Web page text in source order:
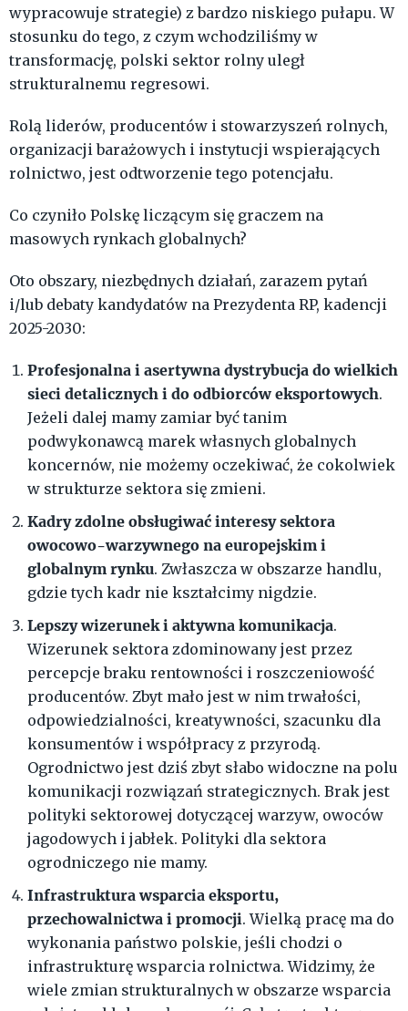
wypracowuje strategie) z bardzo niskiego pułapu. W
stosunku do tego, z czym wchodziliśmy w
transformację, polski sektor rolny uległ
strukturalnemu regresowi.
Rolą liderów, producentów i stowarzyszeń rolnych,
organizacji barażowych i instytucji wspierających
rolnictwo, jest odtworzenie tego potencjału.
Co czyniło Polskę liczącym się graczem na
masowych rynkach globalnych?
Oto obszary, niezbędnych działań, zarazem pytań
i/lub debaty kandydatów na Prezydenta RP, kadencji
2025-2030:
Profesjonalna i asertywna dystrybucja do wielkich
sieci detalicznych i do odbiorców eksportowych.
Jeżeli dalej mamy zamiar być tanim
podwykonawcą marek własnych globalnych
koncernów, nie możemy oczekiwać, że cokolwiek
w strukturze sektora się zmieni.
Kadry zdolne obsługiwać interesy sektora
owocowo-warzywnego na europejskim i
globalnym rynku. Zwłaszcza w obszarze handlu,
gdzie tych kadr nie kształcimy nigdzie.
Lepszy wizerunek i aktywna komunikacja.
Wizerunek sektora zdominowany jest przez
percepcje braku rentowności i roszczeniowość
producentów. Zbyt mało jest w nim trwałości,
odpowiedzialności, kreatywności, szacunku dla
konsumentów i współpracy z przyrodą.
Ogrodnictwo jest dziś zbyt słabo widoczne na polu
komunikacji rozwiązań strategicznych. Brak jest
polityki sektorowej dotyczącej warzyw, owoców
jagodowych i jabłek. Polityki dla sektora
ogrodniczego nie mamy.
Infrastruktura wsparcia eksportu,
przechowalnictwa i promocji. Wielką pracę ma do
wykonania państwo polskie, jeśli chodzi o
infrastrukturę wsparcia rolnictwa. Widzimy, że
wiele zmian strukturalnych w obszarze wsparcia